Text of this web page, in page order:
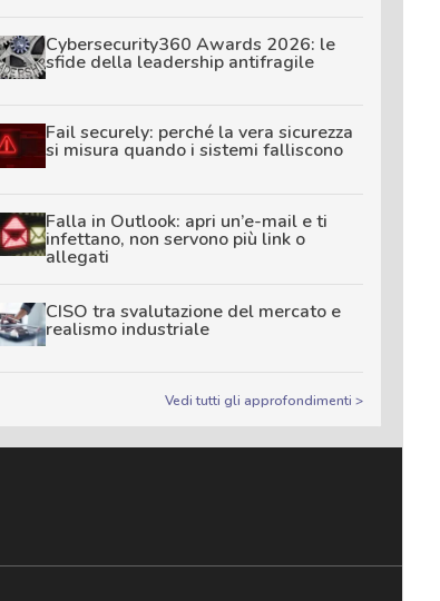
Cybersecurity360 Awards 2026: le
sfide della leadership antifragile
Fail securely: perché la vera sicurezza
si misura quando i sistemi falliscono
Falla in Outlook: apri un’e-mail e ti
infettano, non servono più link o
allegati
CISO tra svalutazione del mercato e
realismo industriale
Vedi tutti gli approfondimenti >